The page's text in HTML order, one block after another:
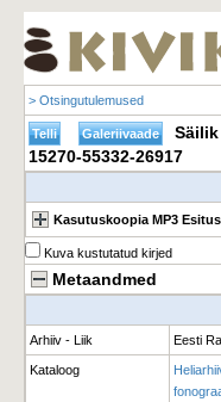
> Otsingutulemused
Säilik
15270-55332-26917
Kasutuskoopia MP3 Esitus
Kuva kustutatud kirjed
Metaandmed
Arhiiv - Liik Eesti
Kataloog